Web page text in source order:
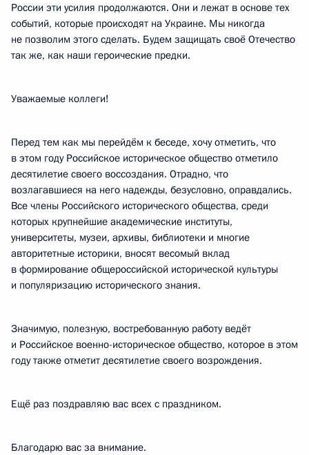
России эти усилия продолжаются. Они и лежат в основе тех
событий, которые происходят на Украине. Мы никогда
не позволим этого сделать. Будем защищать своё Отечество
так же, как наши героические предки.
Уважаемые коллеги!
Перед тем как мы перейдём к беседе, хочу отметить, что
в этом году Российское историческое общество отметило
десятилетие своего воссоздания. Отрадно, что
возлагавшиеся на него надежды, безусловно, оправдались.
Все члены Российского исторического общества, среди
которых крупнейшие академические институты,
университеты, музеи, архивы, библиотеки и многие
авторитетные историки, вносят весомый вклад
в формирование общероссийской исторической культуры
и популяризацию исторического знания.
Значимую, полезную, востребованную работу ведёт
и Российское военно-историческое общество, которое в этом
году также отметит десятилетие своего возрождения.
Ещё раз поздравляю вас всех с праздником.
Благодарю вас за внимание.